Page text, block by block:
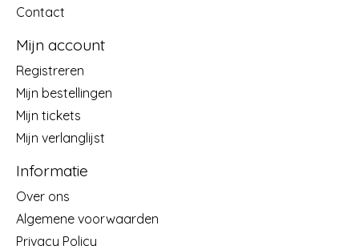
Contact
Mijn account
Registreren
Mijn bestellingen
Mijn tickets
Mijn verlanglijst
Informatie
Over ons
Algemene voorwaarden
Privacy Policy